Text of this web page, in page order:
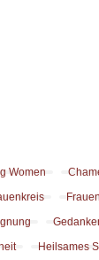
Women
Heilsames